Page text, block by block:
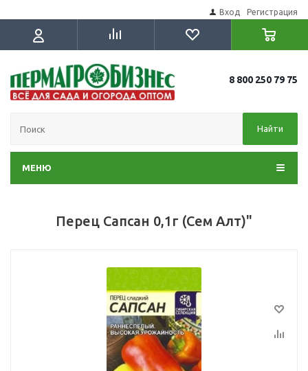
Вход Регистрация
8 800 250 79 75
Найти
МЕНЮ
Перец Сапсан 0,1г (Сем Алт)"